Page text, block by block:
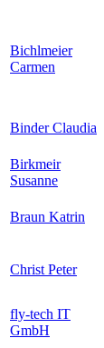
Bichlmeier
Carmen
Binder Claudia
Birkmeir
Susanne
Braun Katrin
Christ Peter
fly-tech IT
GmbH